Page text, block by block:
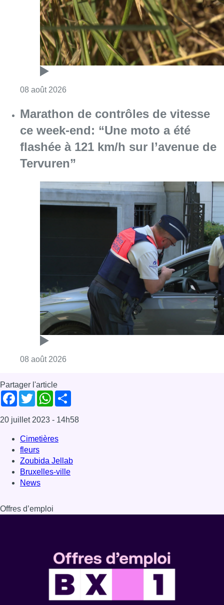
08 août 2026
Marathon de contrôles de vitesse
ce week-end: “Une moto a été
flashée à 121 km/h sur l’avenue de
Tervuren”
08 août 2026
Partager l'article
Facebook
TwitterWhatsApp
20 juillet 2023 - 14h58
Cimetières
fleurs
Zoubida Jellab
Bruxelles-ville
News
Offres d’emploi